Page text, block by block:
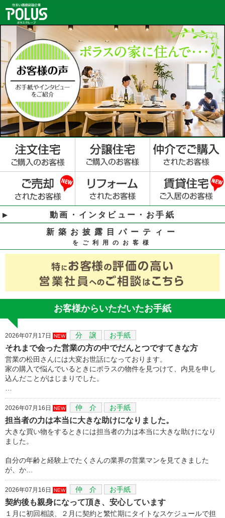
動画・インタビュー・お手紙
新築お披露目パーティー
をご利用のお客様
お客様からいただいたお手紙
2026年07月17日 NEW 分 譲 お手紙
それまで会った営業の方の中でだんとつですてきな方
営業の松田さんには大変お世話になっております。
家の購入で悩んでいるときにポラスの物件を見つけて、内見を申し
込んだことがはじまりでした。
2026年07月16日 NEW 仲 介 お手紙
担当者の力は本当に大きな助けになりました。
大きな買い物をするときには担当者の力は本当に大きな助けになり
ました。
自分の年齢と経験上でたくさんの業界の営業マンを見てきました
が、か…
2026年07月16日 NEW 仲 介 お手紙
契約後も親身になって頂き、安心しています
１月に初回相談、２月に契約と繁忙期にタイトなスケジュールで担